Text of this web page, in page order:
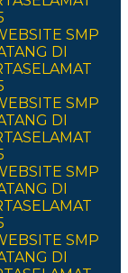
SMP
DI
SELAMAT
SMP
DI
SELAMAT
SMP
DI
SELAMAT
SMP
DI